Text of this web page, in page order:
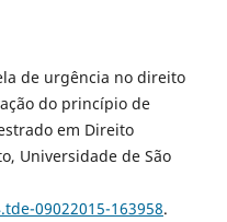
de urgência no direito
do princípio de
em Direito
Universidade de São
09022015-163958.